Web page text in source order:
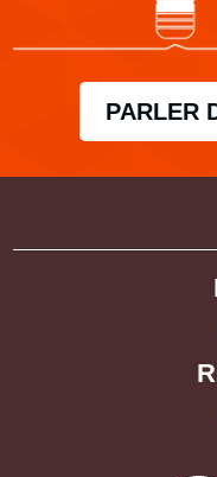
PARLER